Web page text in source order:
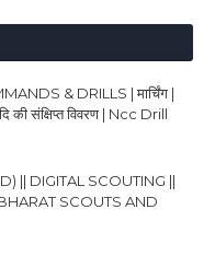
& DRILLS | मार्चिंग |
की संक्षिप्त विवरण | Ncc Drill
|| DIGITAL SCOUTING ||
BHARAT SCOUTS AND